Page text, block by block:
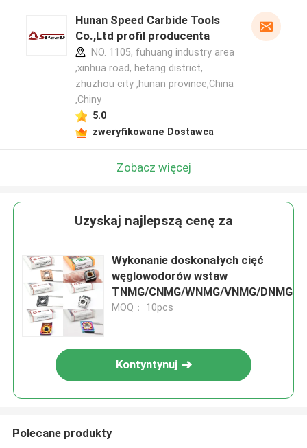
Hunan Speed Carbide Tools
Co.,Ltd profil producenta
NO. 1105, fuhuang industry area
,xinhua road, hetang district,
zhuzhou city ,hunan province,China
,Chiny
5.0
zweryfikowane Dostawca
Zobacz więcej
Uzyskaj najlepszą cenę za
Wykonanie doskonałych cięć
węglowodorów wstaw
TNMG/CNMG/WNMG/VNMG/DNMG
MOQ： 10pcs
Kontyntynuj
Polecane produkty